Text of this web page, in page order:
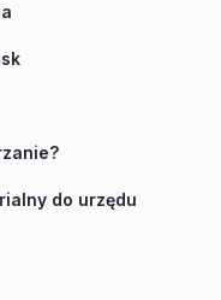
do urzędu